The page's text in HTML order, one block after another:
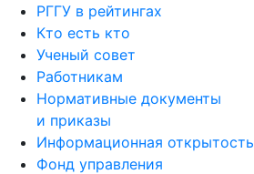
РГГУ в рейтингах
Кто есть кто
Ученый совет
Работникам
Нормативные документы
и приказы
Информационная открытость
Фонд управления